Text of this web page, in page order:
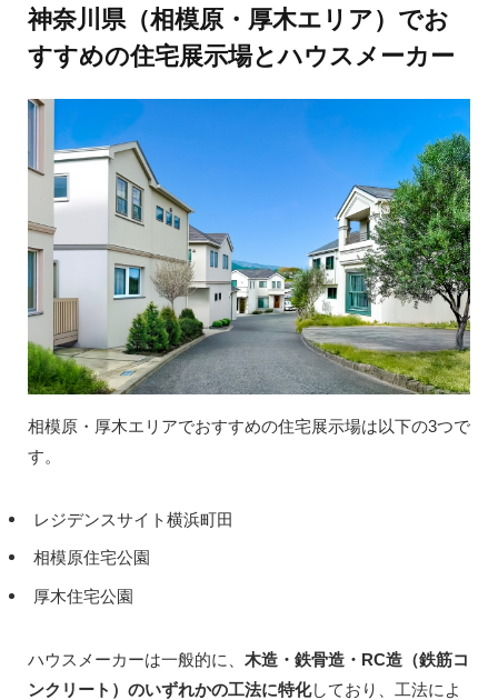
神奈川県（相模原・厚木エリア）でお
すすめの住宅展示場とハウスメーカー
相模原・厚木エリアでおすすめの住宅展示場は以下の3つで
す。
レジデンスサイト横浜町田
相模原住宅公園
厚木住宅公園
ハウスメーカーは一般的に、 木造・鉄骨造・RC造（鉄筋コ
ンクリート）のいずれかの工法に特化しており、工法によ